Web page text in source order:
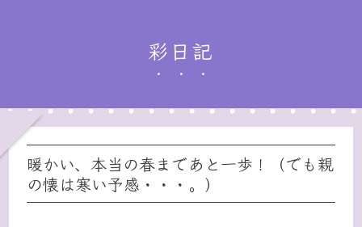
彩日記
暖かい、本当の春まであと一歩！（でも親
の懐は寒い予感・・・。）